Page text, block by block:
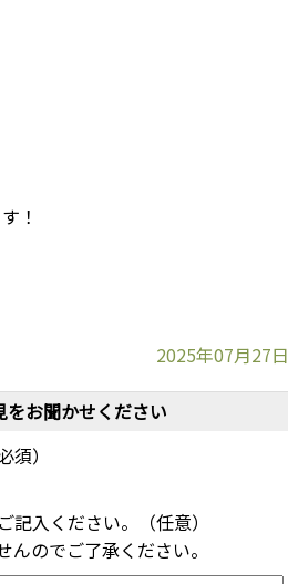
！
2025年07月27日
お聞かせください
）
入ください。（任意）
のでご了承ください。